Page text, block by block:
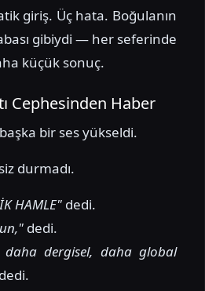
giriş. Üç hata. Boğulanın
gibiydi — her seferinde
küçük sonuç.
Cephesinden Haber
bir ses yükseldi.
durmadı.
HAMLE" dedi.
dedi.
daha dergisel, daha global
dedi.